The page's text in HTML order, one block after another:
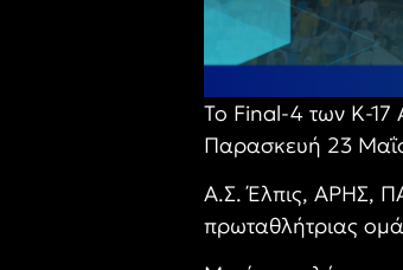
To Final-4 των Κ-17
Παρασκευή 23
Α.Σ. Έλπις, ΑΡΗΣ,
πρωταθλήτριας